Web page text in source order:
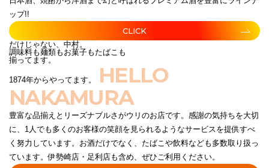
ップ!!
CLICK
だけじゃない、中村。
調味料も麺類もお菓子もたばこも
揃ってます。
1874年からやってます。
HELLO
NAKAMURA
豊富な品揃えとリーズナブルさがウリのお店です。感謝の気持ちを大切
に、1人でも多くのお客様の笑顔を見られるようなサービスを提供すべ
く努力しています。お酒だけでなく、たばこや飲料なども多数取り扱っ
ています。伊勢崎店・足利店も含め、ぜひご利用ください。